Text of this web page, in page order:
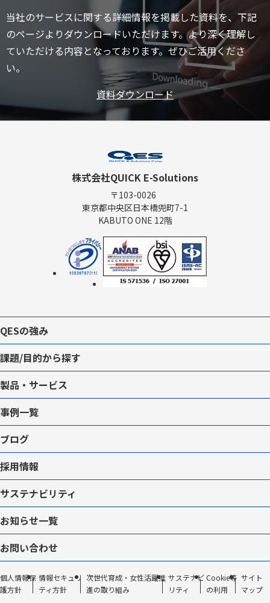
当社のサービスに関する詳細情報を掲載した資料を、下記
のページよりダウンロードいただけます。より深く理解し
ていただける内容となっております。ぜひご活用くださ
い。
資料ダウンロード
株式会社QUICK E-Solutions
〒103-0026
東京都中央区日本橋兜町7-1
KABUTO ONE 12階
QESの強み
課題/目的から探す
製品・サービス
事例一覧
ブログ
採用情報
サステナビリティ
お知らせ一覧
お問い合わせ
個人情報保
護方針
情報セキュリ
ティ方針
次世代育成・女性活躍推
進の取り組み
サステナビ
リティ
Cookie等
の利用
サイト
マップ